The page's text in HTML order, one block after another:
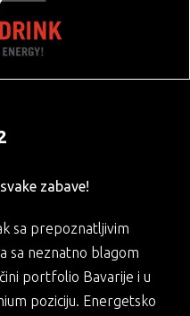
zabave!
sa prepoznatljivim
sa neznatno blagom
portfolio Bavarije i u
poziciju. Energetsko